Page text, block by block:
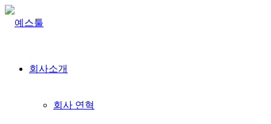
회사소개
회사 연혁